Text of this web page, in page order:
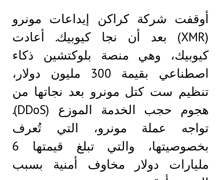
أوقفت شركة كراكن إيداعات مونرو
(XMR) بعد أن نجا كيوبيك. أعادت
كيوبيك، وهي منصة بلوكتشين ذكاء
اصطناعي بقيمة 300 مليون دولار،
تنظيم ست كتل مونرو بعد نجاتها من
هجوم حجب الخدمة الموزع (DDoS).
تواجه عملة مونرو، التي تُعرف
بخصوصيتها، والتي تبلغ قيمتها 6
مليارات دولار مخاوف أمنية بسبب